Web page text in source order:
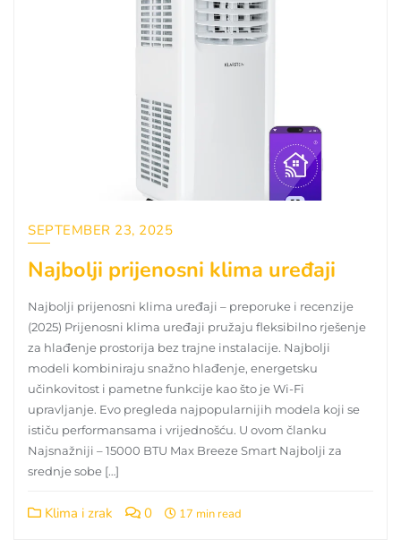
SEPTEMBER 23, 2025
Najbolji prijenosni klima uređaji
Najbolji prijenosni klima uređaji – preporuke i recenzije
(2025) Prijenosni klima uređaji pružaju fleksibilno rješenje
za hlađenje prostorija bez trajne instalacije. Najbolji
modeli kombiniraju snažno hlađenje, energetsku
učinkovitost i pametne funkcije kao što je Wi-Fi
upravljanje. Evo pregleda najpopularnijih modela koji se
ističu performansama i vrijednošću. U ovom članku
Najsnažniji – 15000 BTU Max Breeze Smart Najbolji za
srednje sobe […]
Klima i zrak 0 17 min read